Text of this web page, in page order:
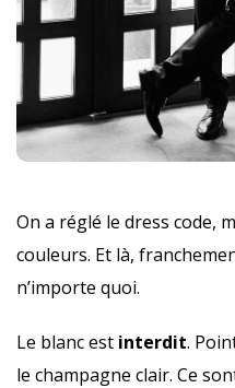
On a réglé le dress code,
couleurs. Et là,
n’importe quoi.
Le blanc est interdit.
le champagne clair. Ce